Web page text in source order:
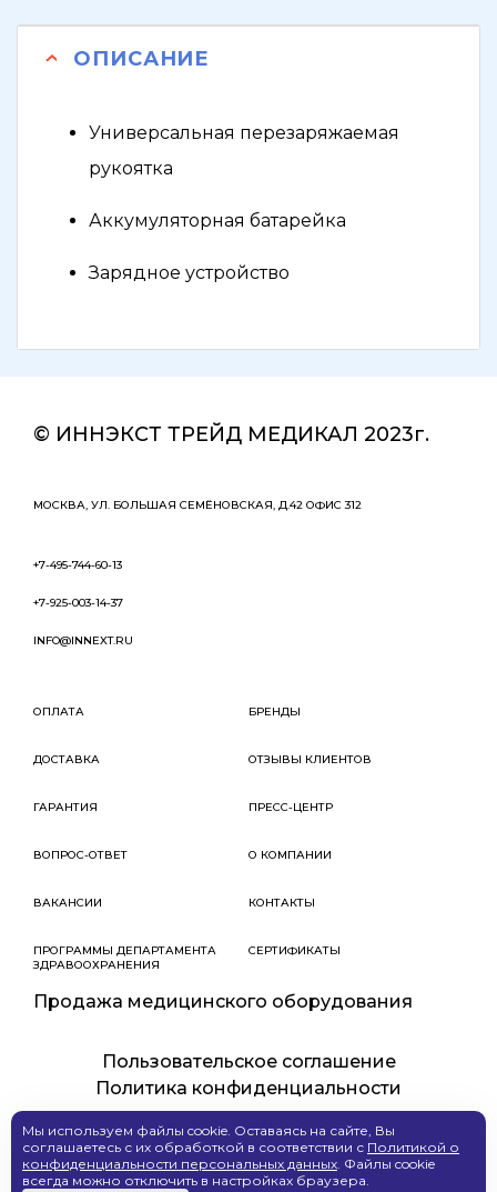
ОПИСАНИЕ
Универсальная перезаряжаемая
рукоятка
Аккумуляторная батарейка
Зарядное устройство
© ИННЭКСТ ТРЕЙД МЕДИКАЛ 2023г.
МОСКВА, УЛ. БОЛЬШАЯ СЕМЁНОВСКАЯ, Д.42 ОФИС 312
+7-495-744-60-13
+7-925-003-14-37
INFO@INNEXT.RU
ОПЛАТА
ДОСТАВКА
ГАРАНТИЯ
БРЕНДЫ
ОТЗЫВЫ КЛИЕНТОВ
ПРЕСС-ЦЕНТР
ВОПРОС-ОТВЕТ
ВАКАНСИИ
ПРОГРАММЫ ДЕПАРТАМЕНТА
ЗДРАВООХРАНЕНИЯ
О КОМПАНИИ
КОНТАКТЫ
СЕРТИФИКАТЫ
Продажа медицинского оборудования
Создание сайта
Пользовательское соглашение
Политика конфиденциальности
Мы используем файлы cookie. Оставаясь на сайте, Вы
соглашаетесь с их обработкой в соответствии с Политикой о
конфиденциальности персональных данных. Файлы cookie
всегда можно отключить в настройках браузера.